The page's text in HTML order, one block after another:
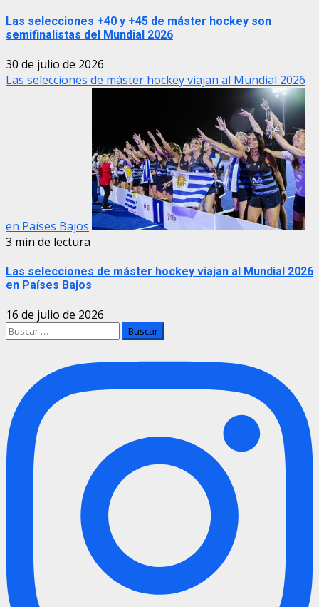
Las selecciones +40 y +45 de máster hockey son
semifinalistas del Mundial 2026
30 de julio de 2026
Las selecciones de máster hockey viajan al Mundial 2026
en Países Bajos
3 min de lectura
Las selecciones de máster hockey viajan al Mundial 2026
en Países Bajos
16 de julio de 2026
Buscar: